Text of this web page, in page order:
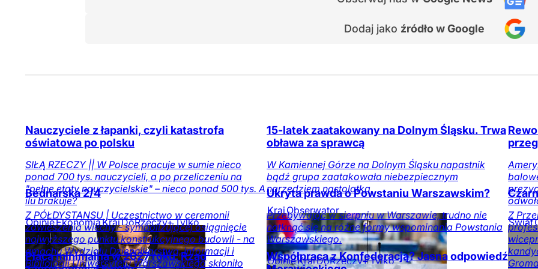
Dodaj jako źródło w Google
Nauczyciele z łapanki, czyli katastrofa
oświatowa po polsku
SIŁĄ RZECZY || W Polsce pracuje w sumie nieco
ponad 700 tys. nauczycieli, a po przeliczeniu na
"pełne etaty nauczycielskie" – nieco ponad 500 tys. A
ilu brakuje?
OpinieEkonomiaKrajDoRzeczy+Tylko
na DoRzeczy.pl
15-latek zaatakowany na Dolnym Śląsku. Trwa
obława za sprawcą
W Kamiennej Górze na Dolnym Śląsku napastnik
bądź grupa zaatakowała niebezpiecznym
narzędziem nastolatka.
KrajObserwator
mediów
Świat
Bednarska 2/4
Z PÓŁDYSTANSU | Uczestnictwo w ceremonii
zawieszenia wiechy - symbolizującej osiągnięcie
najwyższego punktu konstrukcyjnego budowli - na
gmachu Wydziału Dziennikarstwa, Informacji i
Bibliologii Uniwersytetu Warszawskiego skłoniło
Ukryta prawda o Powstaniu Warszawskim?
Przebywając w sierpniu w Warszawie, trudno nie
natknąć się na różne formy wspominania Powstania
Warszawskiego.
OpinieKrajDoRzeczy+Tylko
Z
Płaca minimalna w 2027 roku. Rząd
Współpraca z Konfederacją? Jasna odpowiedź